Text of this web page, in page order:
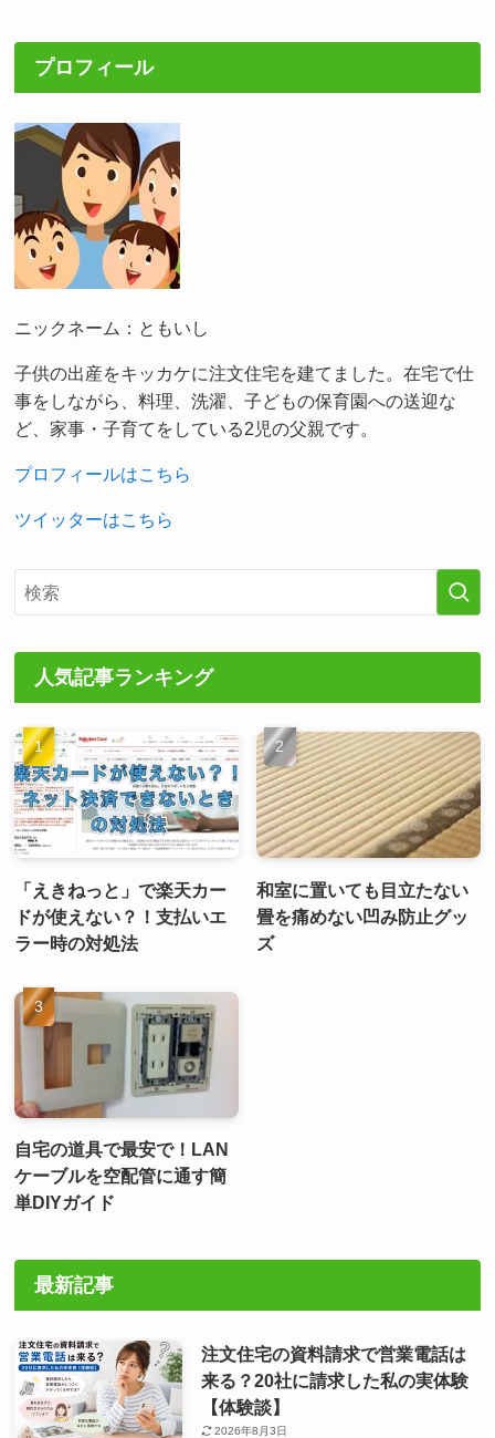
プロフィール
ニックネーム：ともいし
子供の出産をキッカケに注文住宅を建てました。在宅で仕
事をしながら、料理、洗濯、子どもの保育園への送迎な
ど、家事・子育てをしている2児の父親です。
プロフィールはこちら
ツイッターはこちら
人気記事ランキング
「えきねっと」で楽天カー
ドが使えない？！支払いエ
ラー時の対処法
和室に置いても目立たない
畳を痛めない凹み防止グッ
ズ
自宅の道具で最安で！LAN
ケーブルを空配管に通す簡
単DIYガイド
最新記事
注文住宅の資料請求で営業電話は
来る？20社に請求した私の実体験
【体験談】
2026年8月3日